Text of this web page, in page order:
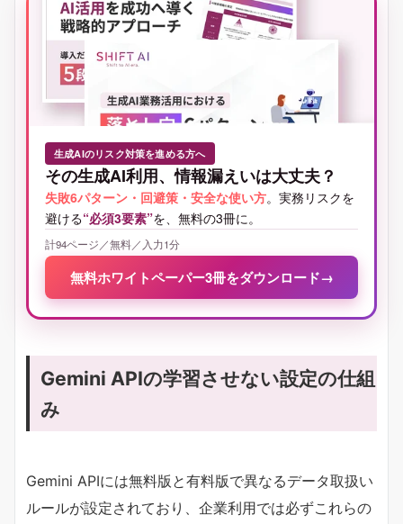
生成AIのリスク対策を進める方へ
その生成AI利用、情報漏えいは大丈夫？
失敗6パターン・回避策・安全な使い方。実務リスクを
避ける“必須3要素”を、無料の3冊に。
計94ページ／無料／入力1分
無料ホワイトペーパー3冊をダウンロード→
Gemini APIの学習させない設定の仕組
み
Gemini APIには無料版と有料版で異なるデータ取扱い
ルールが設定されており、企業利用では必ずこれらの